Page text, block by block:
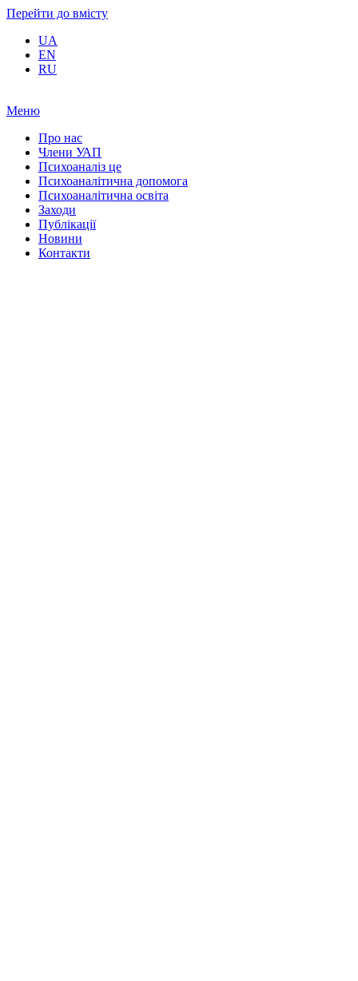
Перейти до вмісту
UA
EN
RU
Меню
Про нас
Члени УАП
Психоаналіз це
Психоаналітична допомога
Психоаналітична освіта
Заходи
Публікації
Новини
Контакти